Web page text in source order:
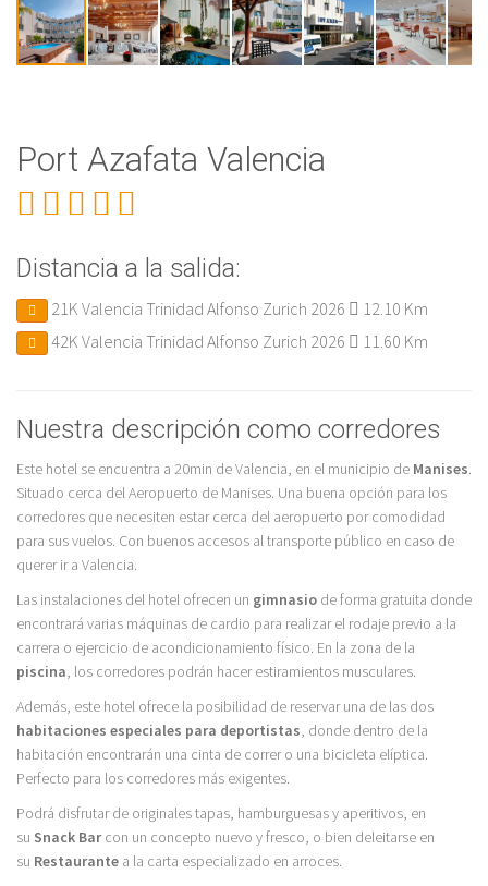
Port Azafata Valencia
Distancia a la salida:
21K Valencia Trinidad Alfonso Zurich 2026
12.10 Km
42K Valencia Trinidad Alfonso Zurich 2026
11.60 Km
Nuestra descripción como corredores
Este hotel se encuentra a 20min de Valencia, en el municipio de Manises.
Situado cerca del Aeropuerto de Manises. Una buena opción para los
corredores que necesiten estar cerca del aeropuerto por comodidad
para sus vuelos. Con buenos accesos al transporte público en caso de
querer ir a Valencia.
Las instalaciones del hotel ofrecen un gimnasio de forma gratuita donde
encontrará varias máquinas de cardio para realizar el rodaje previo a la
carrera o ejercicio de acondicionamiento físico. En la zona de la
piscina, los corredores podrán hacer estiramientos musculares.
Además, este hotel ofrece la posibilidad de reservar una de las dos
habitaciones especiales para deportistas, donde dentro de la
habitación encontrarán una cinta de correr o una bicicleta elíptica.
Perfecto para los corredores más exigentes.
Podrá disfrutar de originales tapas, hamburguesas y aperitivos, en
su Snack Barcon un concepto nuevo y fresco, o bien deleitarse en
su Restaurante a la carta especializado en arroces.